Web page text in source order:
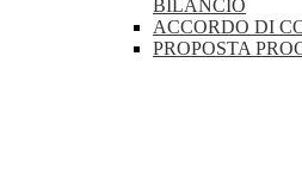
BILANCIO
ACCORDO DI
PROPOSTA